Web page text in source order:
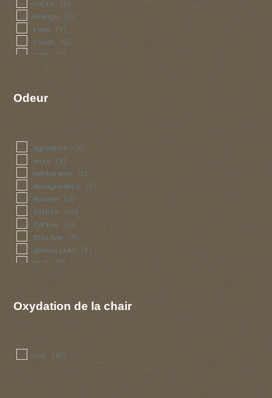
noire (2)
orange (2)
rose (1)
rouge (2)
vert (1)
Odeur
agreable (3)
anis (1)
betterave (1)
desagreable (3)
epicee (4)
faible (19)
farine (1)
fruitee (5)
groseilles (1)
miel (4)
poisson (1)
pomme
(1)
Oxydation de la chair
non (40)